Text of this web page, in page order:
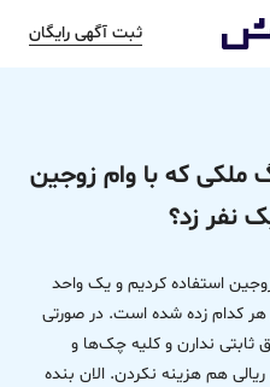
ثبت آگهی رایگان
که با وام زوجین
نفر زد؟
استفاده کردیم و یک واحد
هر کدام زده شده است. در صورتی
ثابتی ندارن و کلیه چک‌ها و
هم هزینه نکردن. الان بنده